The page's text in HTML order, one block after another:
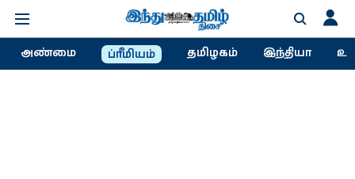
அண்மை ப்ரீமியம் தமிழகம் இந்தியா